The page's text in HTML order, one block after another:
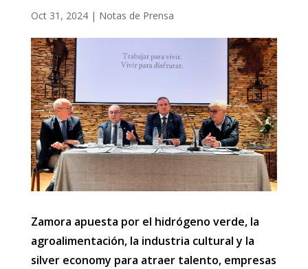
Oct 31, 2024| Notas de Prensa
Zamora apuesta por el hidrógeno verde, la
agroalimentación, la industria cultural y la
silver economy para atraer talento, empresas